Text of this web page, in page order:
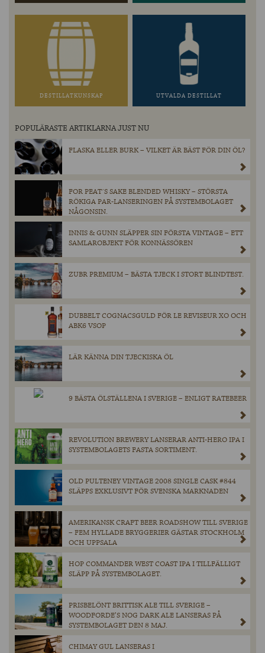
DESTILLATKUNSKAP UTVALDA DESTILLAT
POPULÄRASTE ARTIKLARNA JUST NU
FLASKA ELLER BURK – VILKET ÄR BÄST FÖR DIN ÖL?
FOR PEAT´S SAKE BLENDED WHISKY – STÖRSTA
RÖKIGA PAR-LANSERINGEN PÅ SYSTEMBOLAGET
NÅGONSIN.
INNIS & GUNN SLÄPPER SIN FÖRSTA VINTAGE – ETT
SAMLAROBJEKT FÖR KONNÄSSÖREN
ZUBR PREMIUM – BÄSTA TJECK I STORT BLINDTEST.
DUBBELT COGNACSGULD FÖR LE REVISEUR XO OCH
ABK6 VSOP
LÄR KÄNNA DIN TJECKISKA ÖL
9 BÄSTA ÖLSTÄLLENA I SVERIGE – ENLIGT RATEBEER
REVOLUTION BREWERY LANSERAR ANTI-HERO IPA I
SYSTEMBOLAGETS FASTA SORTIMENT.
OLD PULTENEY VINTAGE 2008 SINGLE CASK #844
SLÄPPS EXKLUSIVT FÖR SVENSKA MARKNADEN
AMERIKANSK CRAFT BEER ROADSHOW TILL SVERIGE
– FEM HYLLADE BRYGGERIER GÄSTAR STOCKHOLM
OCH UPPSALA
HOP COMMANDER WEST COAST IPA I TILLFÄLLIGT
SLÄPP PÅ SYSTEMBOLAGET.
PRISBELÖNT BRITTISK ALE TILL SVERIGE –
WOODFORDE’S NOG DARK ALE LANSERAS PÅ
SYSTEMBOLAGET DEN 8 MAJ.
CHIMAY GUL LANSERAS I